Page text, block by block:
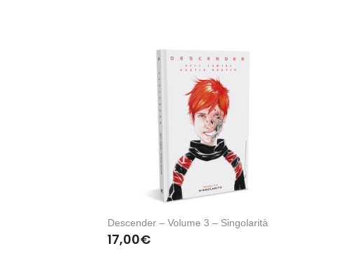
Descender – Volume 3 – Singolarità
17,00€